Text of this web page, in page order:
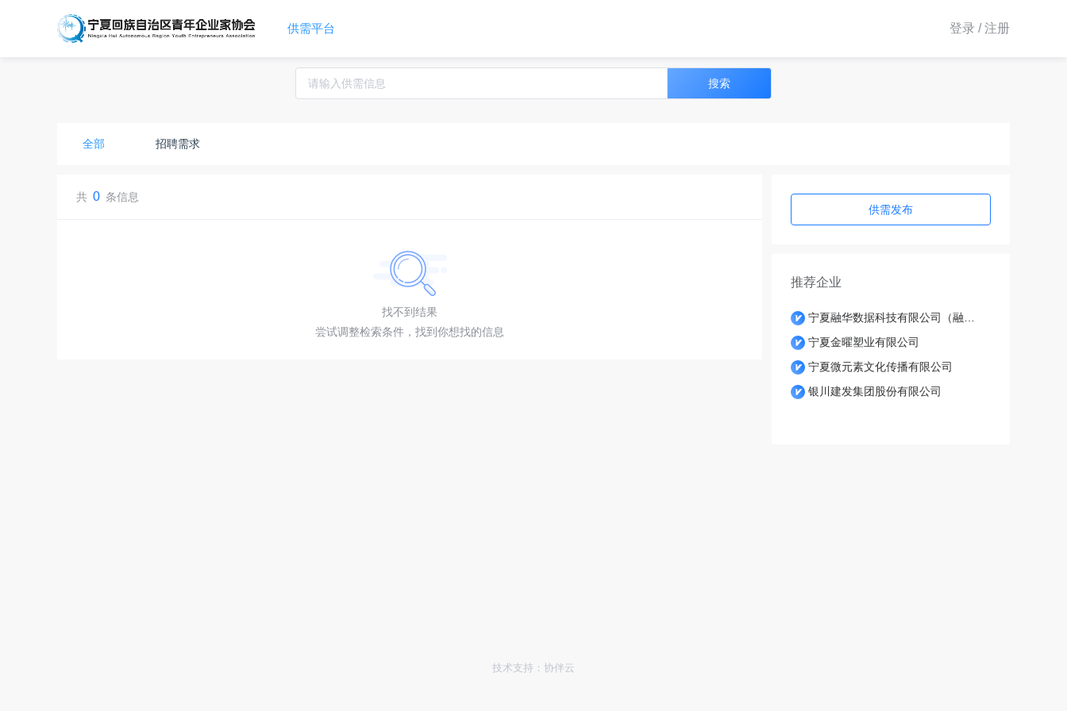
已签到 供需平台 登录 / 注册
搜索
全部 招聘需求
共 0 条信息
找不到结果
尝试调整检索条件，找到你想找的信息
供需发布
推荐企业
宁夏融华数据科技有限公司（融华
大学生电商创业园）
宁夏金曜塑业有限公司
宁夏微元素文化传播有限公司
银川建发集团股份有限公司
技术支持：协伴云